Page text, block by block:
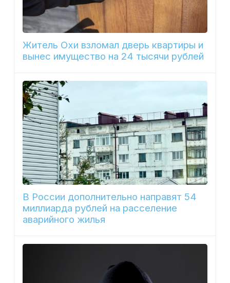
Житель Охи взломал дверь квартиры и
вынес имущество на 24 тысячи рублей
В России дополнительно направят 54
миллиарда рублей на расселение
аварийного жилья